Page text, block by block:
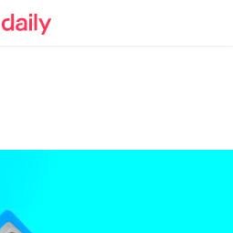
Blog oficial da Kaspersky